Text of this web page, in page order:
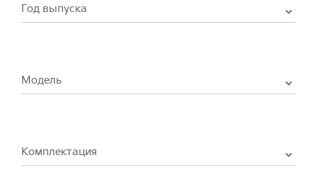
Год выпуска
Модель
Комплектация